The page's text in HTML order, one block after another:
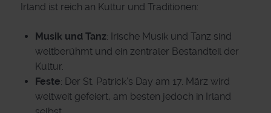
Irland ist reich an Kultur und Traditionen:
Musik und Tanz: Irische Musik und Tanz sind
weltberühmt und ein zentraler Bestandteil der
Kultur.
Feste: Der St. Patrick’s Day am 17. März wird
weltweit gefeiert, am besten jedoch in Irland